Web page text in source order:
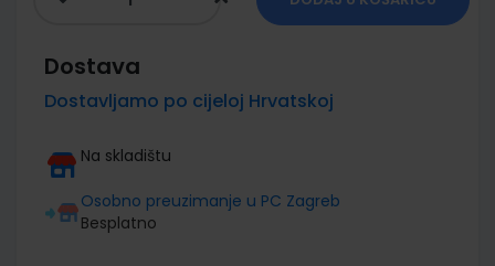
Dostava
Dostavljamo po cijeloj Hrvatskoj
Na skladištu
Osobno preuzimanje u PC Zagreb
Besplatno